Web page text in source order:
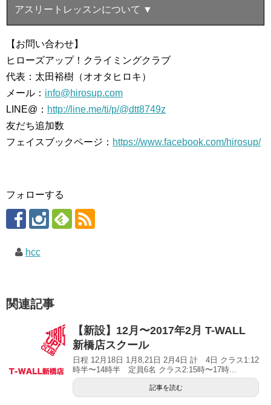
アスリートレッスンについて ▼
【お問い合わせ】
ヒローズアップ！クライミングクラブ
代表：太田裕樹（オオタヒロキ）
メール： info@hirosup.com
LINE@： http://line.me/ti/p/@dtt8749z
友だち追加数
フェイスブックページ： https://www.facebook.com/hirosup/
フォローする
hcc
関連記事
【新設】12月〜2017年2月 T-WALL
新橋店スクール
日程 12月18日 1月8,21日 2月4日 計 4日 クラス1:12
時半〜14時半 定員6名 クラス2:15時〜17時...
記事を読む